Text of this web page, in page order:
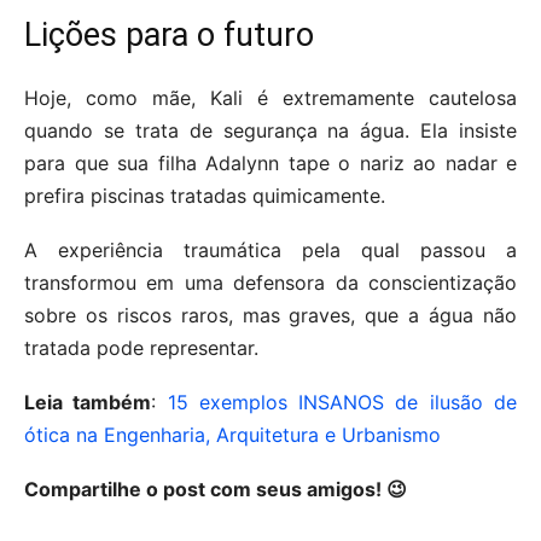
Lições para o futuro
Hoje, como mãe, Kali é extremamente cautelosa
quando se trata de segurança na água. Ela insiste
para que sua filha Adalynn tape o nariz ao nadar e
prefira piscinas tratadas quimicamente.
A experiência traumática pela qual passou a
transformou em uma defensora da conscientização
sobre os riscos raros, mas graves, que a água não
tratada pode representar.
Leia também: 15 exemplos INSANOS de ilusão de
ótica na Engenharia, Arquitetura e Urbanismo
Compartilhe o post com seus amigos! 😉